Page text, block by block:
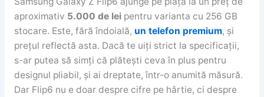
aproximativ 5.000 de leipentru varianta cu 256 GB
stocare. Este, fără îndoială, un telefon premium, și
prețul reflectă asta. Dacă te uiți strict la specificații,
s-ar putea să simți că plătești ceva în plus pentru
designul pliabil, și ai dreptate, într-o anumită măsură.
Dar Flip6 nu e doar despre cifre pe hârtie, ci despre